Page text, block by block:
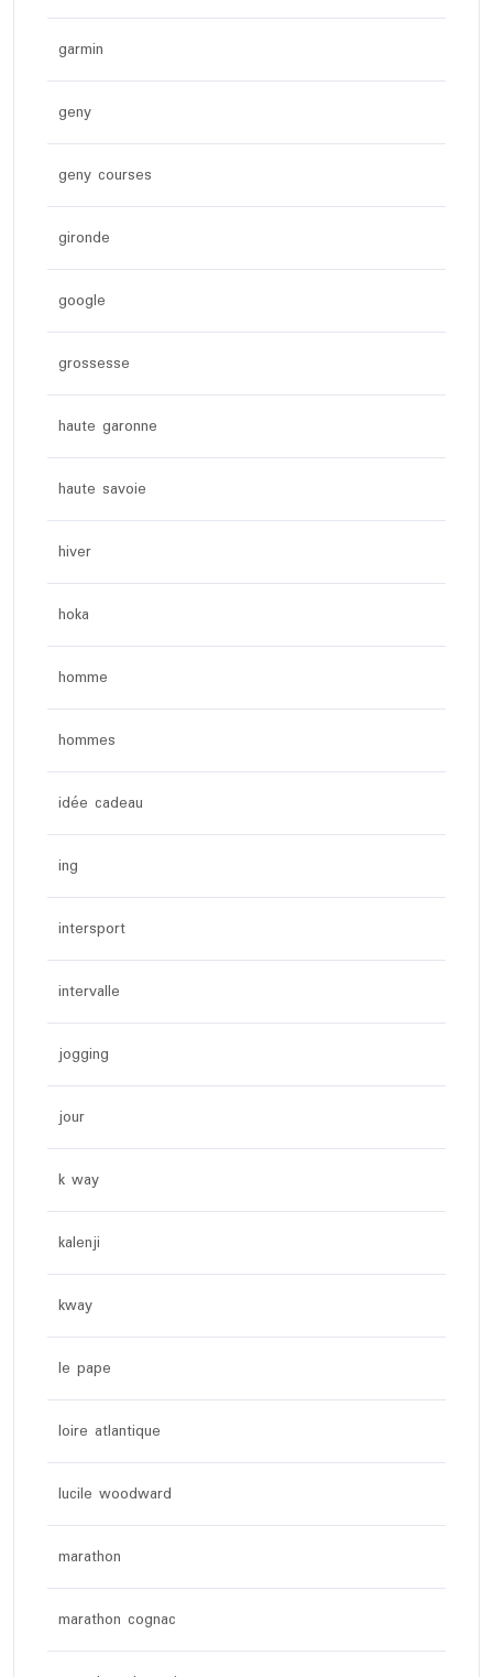
garmin
geny
geny courses
gironde
google
grossesse
haute garonne
haute savoie
hiver
hoka
homme
hommes
idée cadeau
ing
intersport
intervalle
jogging
jour
k way
kalenji
kway
le pape
loire atlantique
lucile woodward
marathon
marathon cognac